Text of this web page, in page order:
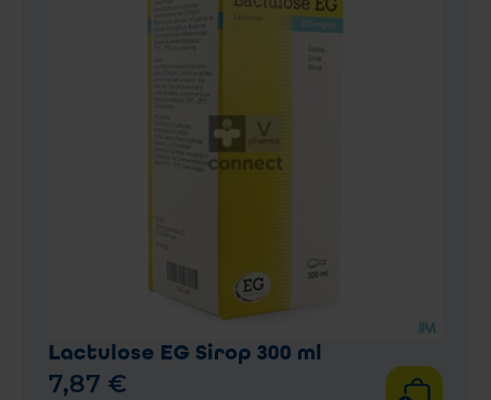
Lactulose EG Sirop 300 ml
7,87 €